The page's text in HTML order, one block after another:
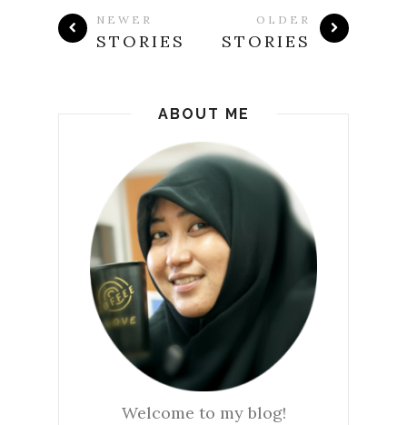
NEWER
STORIES
OLDER
STORIES
ABOUT ME
Welcome to my blog!